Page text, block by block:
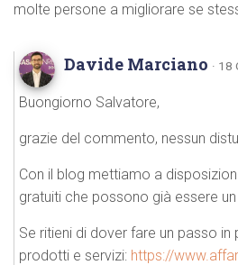
molte persone a migliorare se
Davide Marciano ·
Buongiorno Salvatore,
grazie del commento, nessun
Con il blog mettiamo a
gratuiti che possono già essere
Se ritieni di dover fare un passo in
prodotti e servizi: https://